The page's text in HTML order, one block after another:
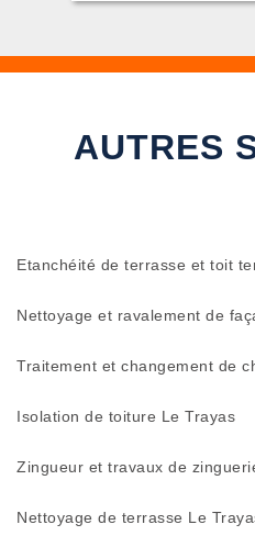
AUTRES
Etanchéité de terrasse et toit
Nettoyage et ravalement de
Traitement et changement de
Isolation de toiture Le Trayas
Zingueur et travaux de
Nettoyage de terrasse Le